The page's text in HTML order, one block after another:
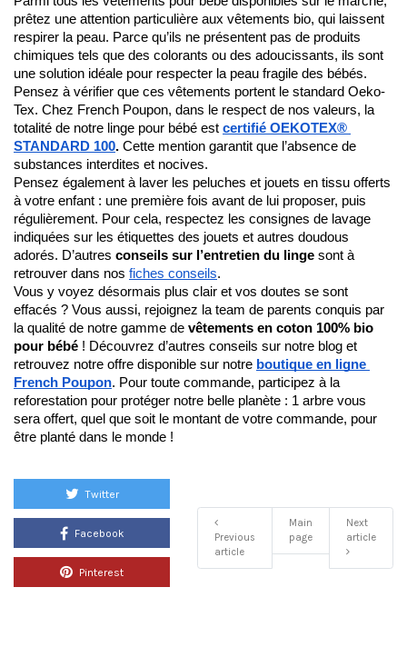
prêtez une attention particulière aux vêtements bio, qui laissent
respirer la peau. Parce qu’ils ne présentent pas de produits
chimiques tels que des colorants ou des adoucissants, ils sont
une solution idéale pour respecter la peau fragile des bébés.
Pensez à vérifier que ces vêtements portent le standard Oeko-
Tex. Chez French Poupon, dans le respect de nos valeurs, la
totalité de notre linge pour bébé est certifié OEKOTEX®
STANDARD 100. Cette mention garantit que l’absence de
substances interdites et nocives.
Pensez également à laver les peluches et jouets en tissu offerts
à votre enfant : une première fois avant de lui proposer, puis
régulièrement. Pour cela, respectez les consignes de lavage
indiquées sur les étiquettes des jouets et autres doudous
adorés. D’autres conseils sur l’entretien du linge sont à
retrouver dans nos fiches conseils.
Vous y voyez désormais plus clair et vos doutes se sont
effacés ? Vous aussi, rejoignez la team de parents conquis par
la qualité de notre gamme de vêtements en coton 100% bio
pour bébé ! Découvrez d’autres conseils sur notre blog et
retrouvez notre offre disponible sur notre boutique en ligne
French Poupon. Pour toute commande, participez à la
reforestation pour protéger notre belle planète : 1 arbre vous
sera offert, quel que soit le montant de votre commande, pour
être planté dans le monde !
Twitter
Facebook
Pinterest
Previous
article
Main
page
Next
article